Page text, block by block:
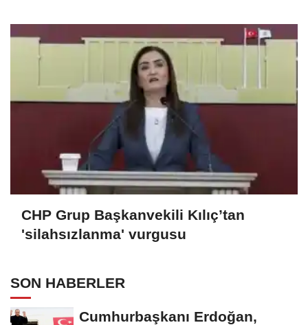
CHP Grup Başkanvekili Kılıç’tan
'silahsızlanma' vurgusu
SON HABERLER
Cumhurbaşkanı Erdoğan,